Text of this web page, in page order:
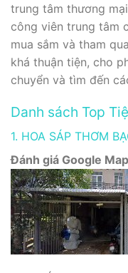
trung tâm thương
công viên trung tâm
mua sắm và tham
khá thuận tiện, cho
chuyển và tìm đến
Danh sách Top
1. HOA SÁP THƠM
Đánh giá Google